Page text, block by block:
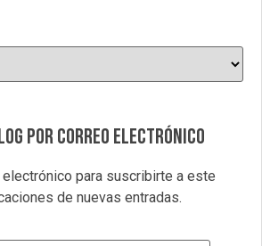
por correo electrónico
para suscribirte a este
de nuevas entradas.